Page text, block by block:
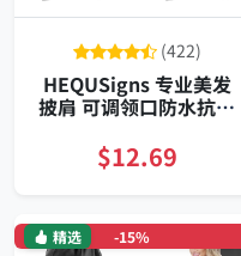
(422)
HEQUSigns 专业美发
披肩 可调领口防水抗静
童通用
$12.69
-15%
精选